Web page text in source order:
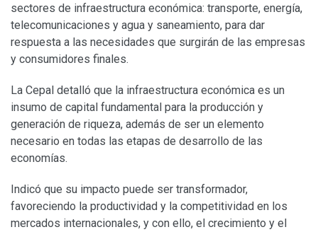
sectores de infraestructura económica: transporte, energía,
telecomunicaciones y agua y saneamiento, para dar
respuesta a las necesidades que surgirán de las empresas
y consumidores finales.
La Cepal detalló que la infraestructura económica es un
insumo de capital fundamental para la producción y
generación de riqueza, además de ser un elemento
necesario en todas las etapas de desarrollo de las
economías.
Indicó que su impacto puede ser transformador,
favoreciendo la productividad y la competitividad en los
mercados internacionales, y con ello, el crecimiento y el